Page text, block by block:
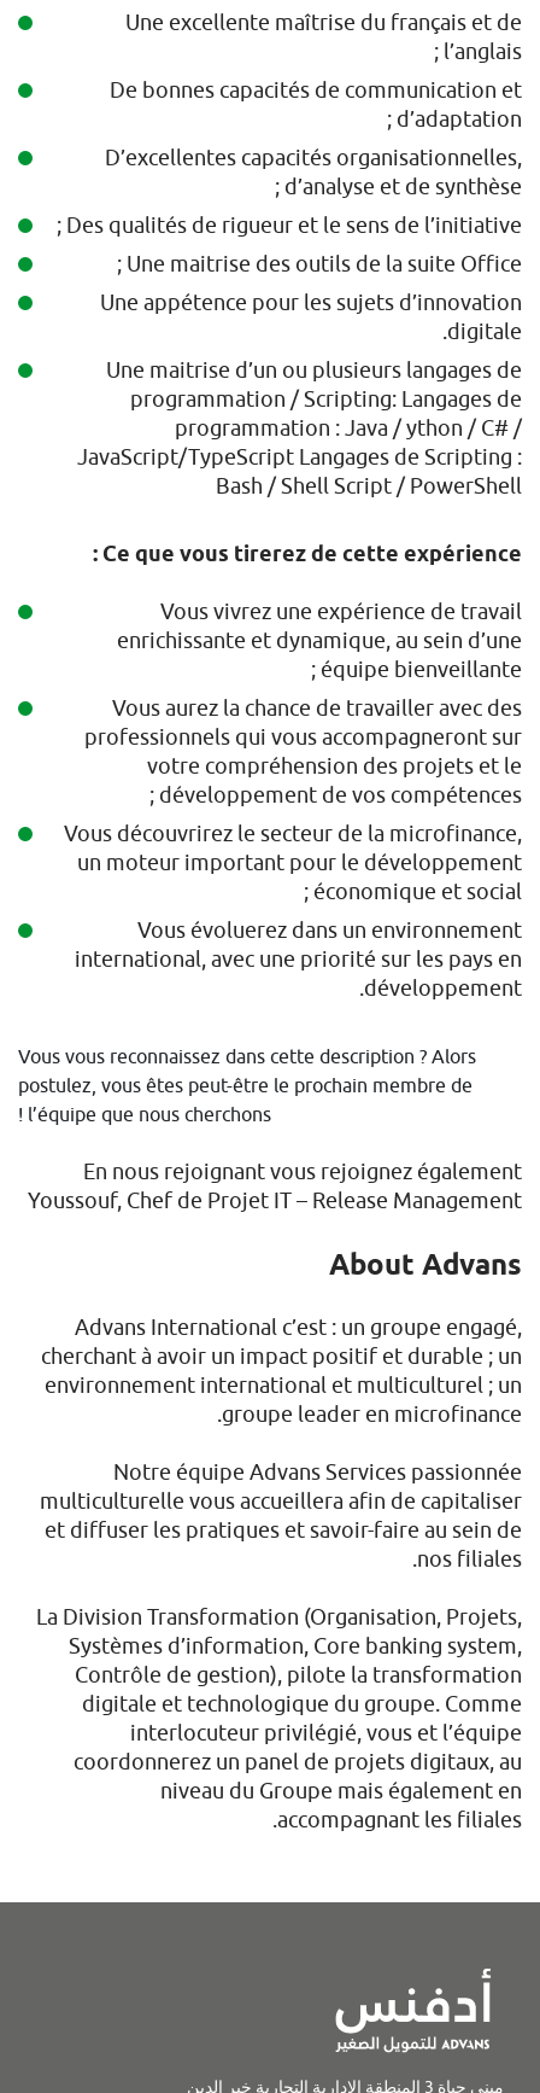
Une excellente maîtrise du français et de
l’anglais ;
De bonnes capacités de communication et
d’adaptation ;
D’excellentes capacités organisationnelles,
d’analyse et de synthèse ;
Des qualités de rigueur et le sens de l’initiative ;
Une maitrise des outils de la suite Office ;
Une appétence pour les sujets d’innovation
digitale.
Une maitrise d’un ou plusieurs langages de
programmation / Scripting: Langages de
programmation : Java / ython / C# /
JavaScript/TypeScript Langages de Scripting :
Bash / Shell Script / PowerShell
Ce que vous tirerez de cette expérience :
Vous vivrez une expérience de travail
enrichissante et dynamique, au sein d’une
équipe bienveillante ;
Vous aurez la chance de travailler avec des
professionnels qui vous accompagneront sur
votre compréhension des projets et le
développement de vos compétences ;
Vous découvrirez le secteur de la microfinance,
un moteur important pour le développement
économique et social ;
Vous évoluerez dans un environnement
international, avec une priorité sur les pays en
développement.
Vous vous reconnaissez dans cette description ? Alors
postulez, vous êtes peut-être le prochain membre de
l’équipe que nous cherchons !
En nous rejoignant vous rejoignez également
Youssouf, Chef de Projet IT – Release Management
About Advans
Advans International c’est : un groupe engagé,
cherchant à avoir un impact positif et durable ; un
environnement international et multiculturel ; un
groupe leader en microfinance.
Notre équipe Advans Services passionnée
multiculturelle vous accueillera afin de capitaliser
et diffuser les pratiques et savoir-faire au sein de
nos filiales.
La Division Transformation (Organisation, Projets,
Systèmes d’information, Core banking system,
Contrôle de gestion), pilote la transformation
digitale et technologique du groupe. Comme
interlocuteur privilégié, vous et l’équipe
coordonnerez un panel de projets digitaux, au
niveau du Groupe mais également en
accompagnant les filiales.
مبنى حياة 3 المنطقة الإدارية التجارية خير الدين